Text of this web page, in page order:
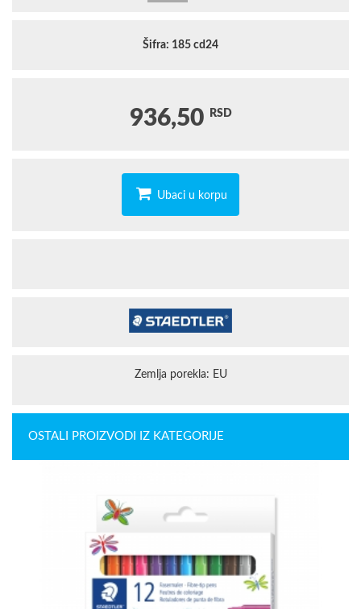
Šifra: 185 cd24
936,50 RSD
Ubaci u korpu
Zemlja porekla: EU
OSTALI PROIZVODI IZ KATEGORIJE